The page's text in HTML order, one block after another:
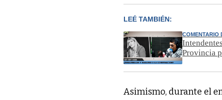
LEÉ TAMBIÉN:
COMENTARIO
Provincia
Asimismo, durante el